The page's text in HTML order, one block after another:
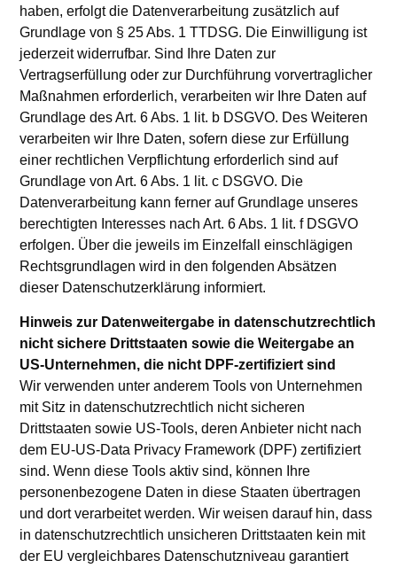
haben, erfolgt die Datenverarbeitung zusätzlich auf
Grundlage von § 25 Abs. 1 TTDSG. Die Einwilligung ist
jederzeit widerrufbar. Sind Ihre Daten zur
Vertragserfüllung oder zur Durchführung vorvertraglicher
Maßnahmen erforderlich, verarbeiten wir Ihre Daten auf
Grundlage des Art. 6 Abs. 1 lit. b DSGVO. Des Weiteren
verarbeiten wir Ihre Daten, sofern diese zur Erfüllung
einer rechtlichen Verpflichtung erforderlich sind auf
Grundlage von Art. 6 Abs. 1 lit. c DSGVO. Die
Datenverarbeitung kann ferner auf Grundlage unseres
berechtigten Interesses nach Art. 6 Abs. 1 lit. f DSGVO
erfolgen. Über die jeweils im Einzelfall einschlägigen
Rechtsgrundlagen wird in den folgenden Absätzen
dieser Datenschutzerklärung informiert.
Hinweis zur Datenweitergabe in datenschutzrechtlich
nicht sichere Drittstaaten sowie die Weitergabe an
US-Unternehmen, die nicht DPF-zertifiziert sind
Wir verwenden unter anderem Tools von Unternehmen
mit Sitz in datenschutzrechtlich nicht sicheren
Drittstaaten sowie US-Tools, deren Anbieter nicht nach
dem EU-US-Data Privacy Framework (DPF) zertifiziert
sind. Wenn diese Tools aktiv sind, können Ihre
personenbezogene Daten in diese Staaten übertragen
und dort verarbeitet werden. Wir weisen darauf hin, dass
in datenschutzrechtlich unsicheren Drittstaaten kein mit
der EU vergleichbares Datenschutzniveau garantiert